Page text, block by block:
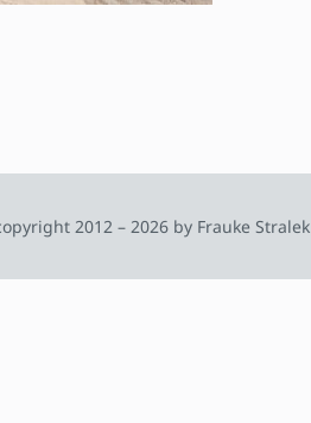
2012 – 2026 by Frauke Stralek